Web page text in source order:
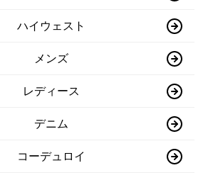
ハイウェスト
メンズ
レディース
デニム
コーデュロイ